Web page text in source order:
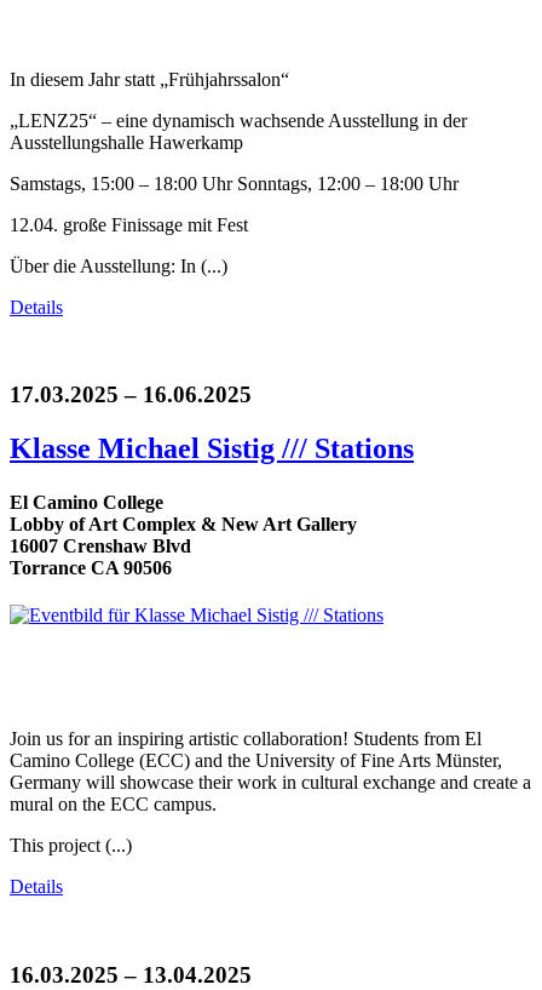
In diesem Jahr statt „Frühjahrssalon“
„LENZ25“ – eine dynamisch wachsende Ausstellung in der
Ausstellungshalle Hawerkamp
Samstags, 15:00 – 18:00 Uhr Sonntags, 12:00 – 18:00 Uhr
12.04. große Finissage mit Fest
Über die Ausstellung: In (...)
Details
17.03.2025 – 16.06.2025
Klasse Michael Sistig /// Stations
El Camino College
Lobby of Art Complex & New Art Gallery
16007 Crenshaw Blvd
Torrance CA 90506
Join us for an inspiring artistic collaboration! Students from El
Camino College (ECC) and the University of Fine Arts Münster,
Germany will showcase their work in cultural exchange and create a
mural on the ECC campus.
This project (...)
Details
16.03.2025 – 13.04.2025